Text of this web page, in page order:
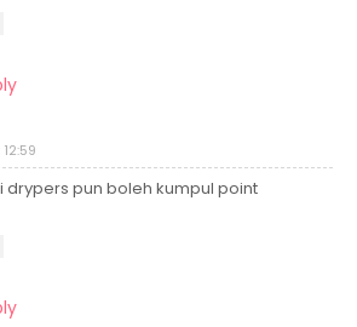
drypers pun boleh kumpul point